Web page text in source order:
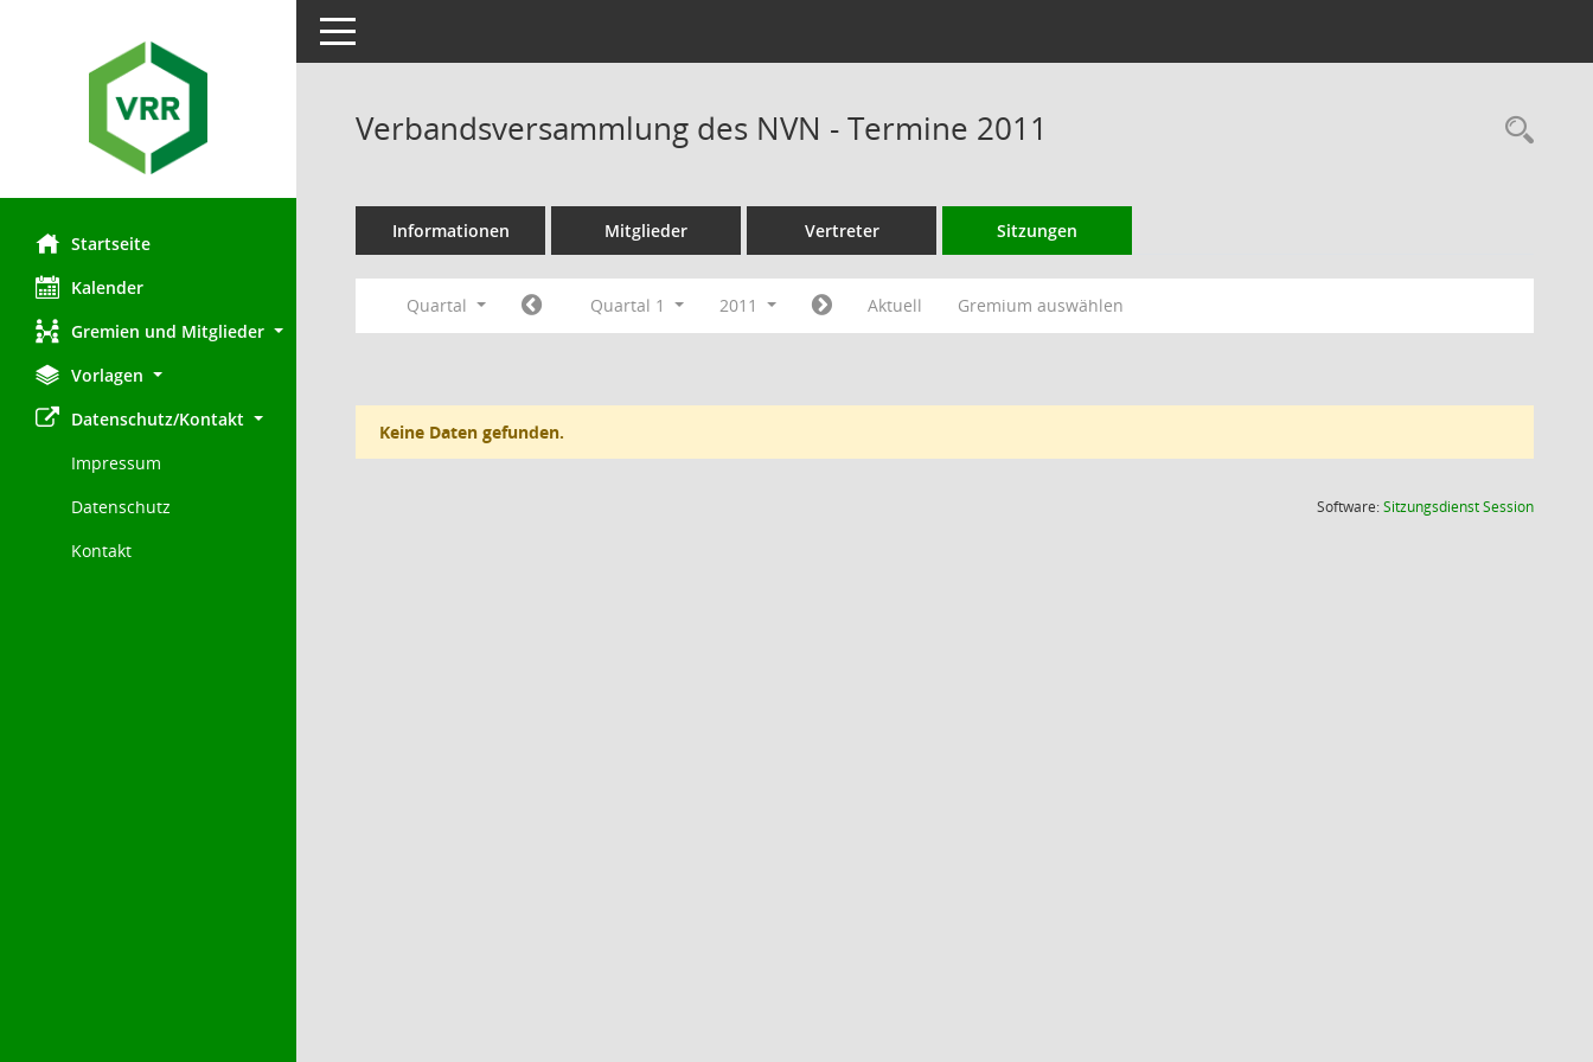
Startseite
Kalender
Gremien und Mitglieder
Vorlagen
Datenschutz/Kontakt
Impressum
Datenschutz
Kontakt
Toggle navigation
Verbandsversammlung des NVN - Termine 2011
Informationen Mitglieder Vertreter Sitzungen
Quartal Quartal 1 2011 Aktuell Gremium auswählen
Keine Daten gefunden.
Software:SitzungsdienstSession(Wird in